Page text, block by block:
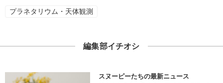
プラネタリウム・天体観測
編集部イチオシ
スヌーピーたちの最新ニュース